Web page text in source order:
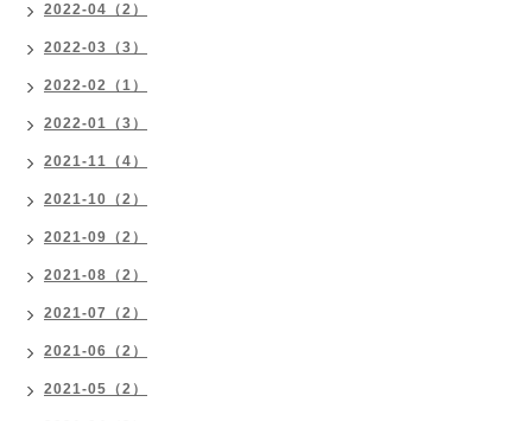
2022-04（2）
2022-03（3）
2022-02（1）
2022-01（3）
2021-11（4）
2021-10（2）
2021-09（2）
2021-08（2）
2021-07（2）
2021-06（2）
2021-05（2）